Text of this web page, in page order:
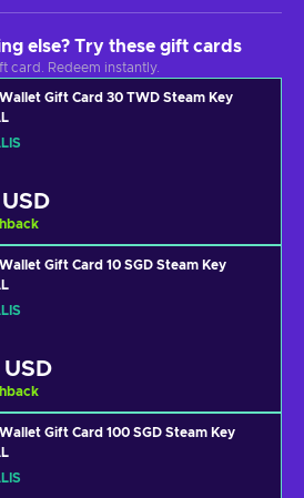
else? Try these gift cards
card. Redeem instantly.
Gift Card 30 TWD Steam Key
Gift Card 10 SGD Steam Key
USD
Gift Card 100 SGD Steam Key